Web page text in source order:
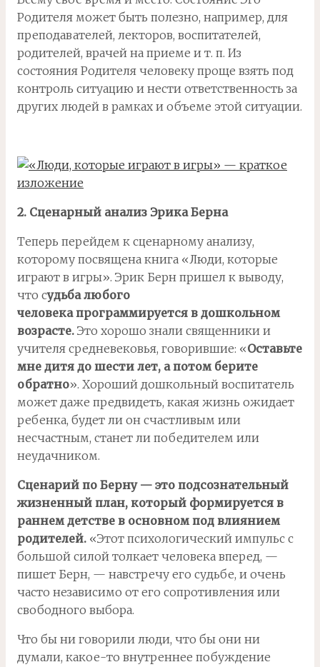
Родителя может быть полезно, например, для
преподавателей, лекторов, воспитателей,
родителей, врачей на приеме и т. п. Из
состояния Родителя человеку проще взять под
контроль ситуацию и нести ответственность за
других людей в рамках и объеме этой ситуации.
2. Сценарный анализ Эрика Берна
Теперь перейдем к сценарному анализу,
которому посвящена книга «Люди, которые
играют в игры». Эрик Берн пришел к выводу,
что судьба любого
человека программируется в дошкольном
возрасте. Это хорошо знали священники и
учителя средневековья, говорившие: «Оставьте
мне дитя до шести лет, а потом берите
обратно». Хороший дошкольный воспитатель
может даже предвидеть, какая жизнь ожидает
ребенка, будет ли он счастливым или
несчастным, станет ли победителем или
неудачником.
Сценарий по Берну — это подсознательный
жизненный план, который формируется в
раннем детстве в основном под влиянием
родителей. «Этот психологический импульс с
большой силой толкает человека вперед, —
пишет Берн, — навстречу его судьбе, и очень
часто независимо от его сопротивления или
свободного выбора.
Что бы ни говорили люди, что бы они ни
думали, какое-то внутреннее побуждение